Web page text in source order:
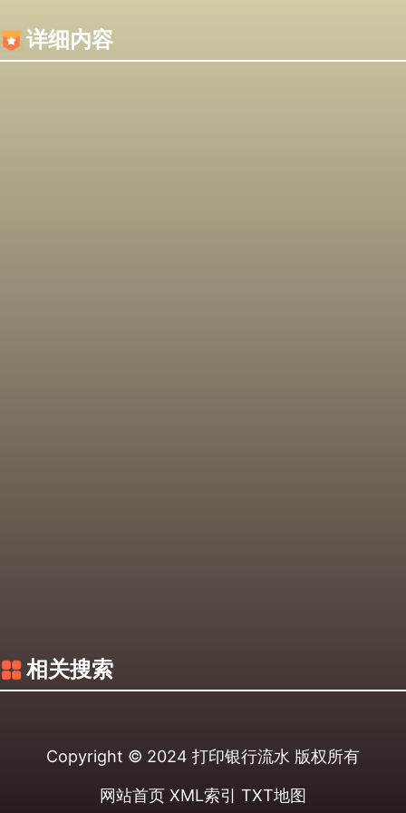
详细内容
相关搜索
Copyright © 2024 打印银行流水 版权所有
网站首页 XML索引 TXT地图